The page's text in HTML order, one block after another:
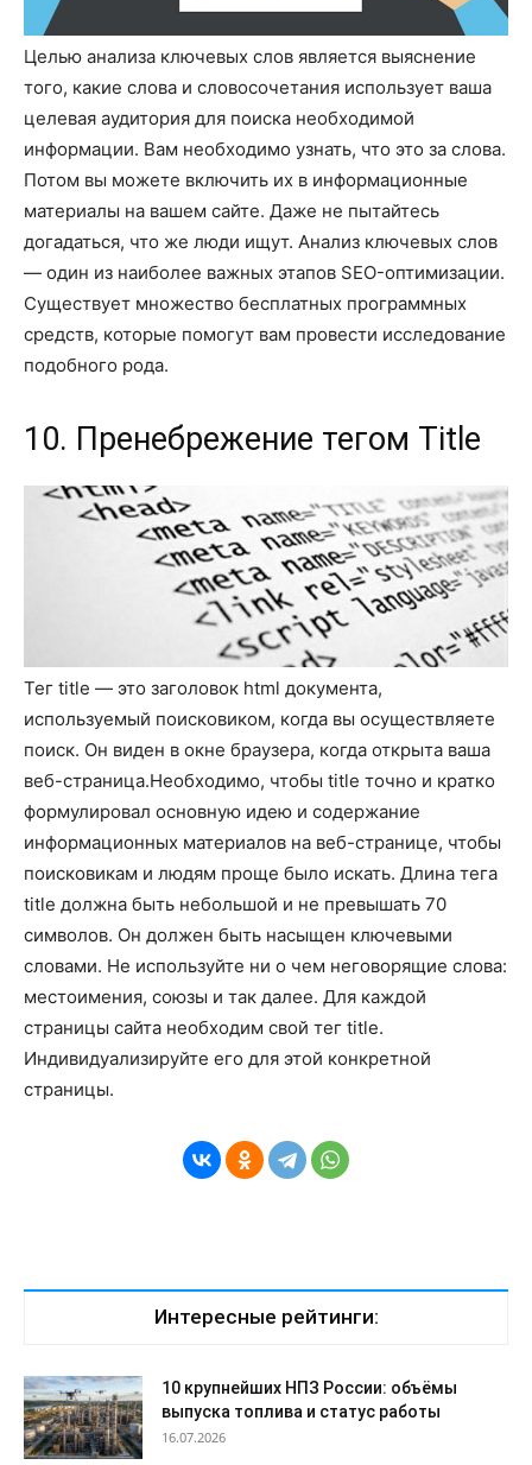
Целью анализа ключевых слов является выяснение
того, какие слова и словосочетания использует ваша
целевая аудитория для поиска необходимой
информации. Вам необходимо узнать, что это за слова.
Потом вы можете включить их в информационные
материалы на вашем сайте. Даже не пытайтесь
догадаться, что же люди ищут. Анализ ключевых слов
― один из наиболее важных этапов SEO-оптимизации.
Существует множество бесплатных программных
средств, которые помогут вам провести исследование
подобного рода.
10. Пренебрежение тегом Title
Тег title ― это заголовок html документа,
используемый поисковиком, когда вы осуществляете
поиск. Он виден в окне браузера, когда открыта ваша
веб-страница.Необходимо, чтобы title точно и кратко
формулировал основную идею и содержание
информационных материалов на веб-странице, чтобы
поисковикам и людям проще было искать. Длина тега
title должна быть небольшой и не превышать 70
символов. Он должен быть насыщен ключевыми
словами. Не используйте ни о чем неговорящие слова:
местоимения, союзы и так далее. Для каждой
страницы сайта необходим свой тег title.
Индивидуализируйте его для этой конкретной
страницы.
Интересные рейтинги:
10 крупнейших НПЗ России: объёмы
выпуска топлива и статус работы
16.07.2026